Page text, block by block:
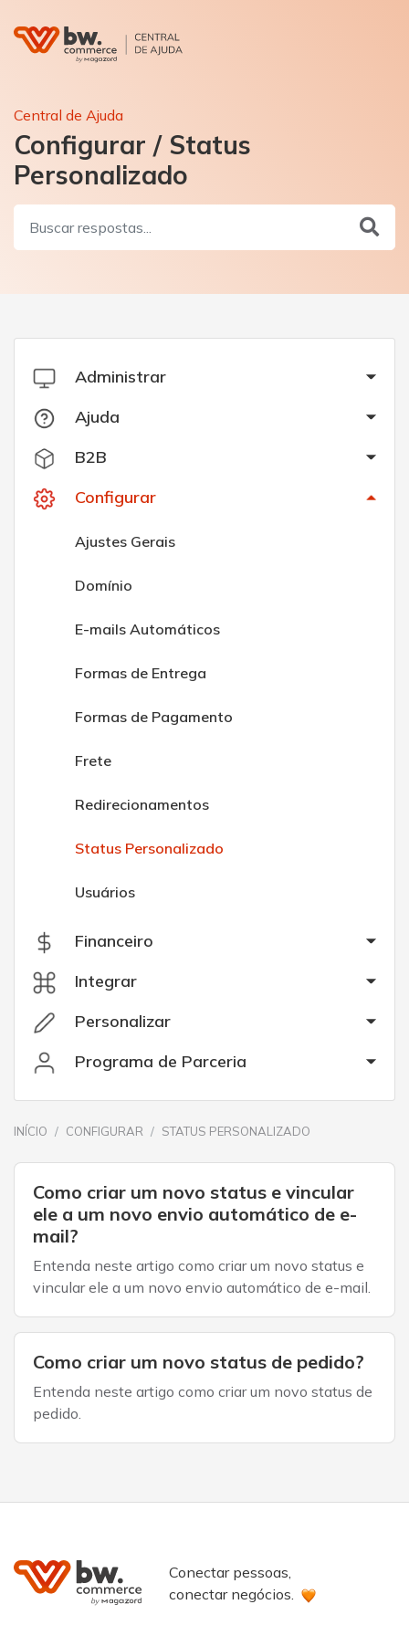
Central de Ajuda
Configurar / Status
Personalizado
Administrar
Ajuda
B2B
Configurar
Ajustes Gerais
Domínio
E-mails Automáticos
Formas de Entrega
Formas de Pagamento
Frete
Redirecionamentos
Status Personalizado
Usuários
Financeiro
Integrar
Personalizar
Programa de Parceria
INÍCIO CONFIGURAR STATUS PERSONALIZADO
Como criar um novo status e vincular
ele a um novo envio automático de e-
mail?
Entenda neste artigo como criar um novo status e
vincular ele a um novo envio automático de e-mail.
Como criar um novo status de pedido?
Entenda neste artigo como criar um novo status de
pedido.
Conectar pessoas,
conectar negócios.